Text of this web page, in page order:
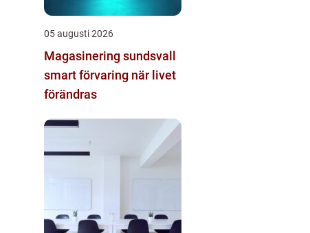
05 augusti 2026
Magasinering sundsvall
smart förvaring när livet
förändras